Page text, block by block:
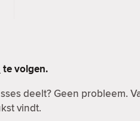
te volgen.
deelt? Geen probleem.
vindt.